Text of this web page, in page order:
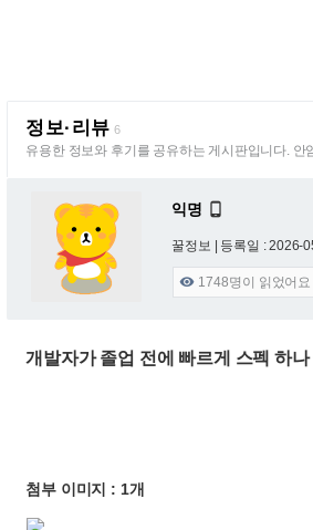
정보·리뷰 6
유용한 정보와 후기를 공유하는 게시판입니다.
익명 
꿀정보 | 등록일 : 2026-
 1748명이 읽었어요
개발자가 졸업 전에 빠르게 스펙 하나
첨부 이미지 : 1개